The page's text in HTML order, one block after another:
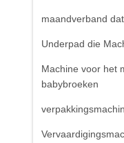
maandverband
Underpad die
Machine voor het
babybroeken